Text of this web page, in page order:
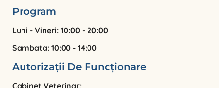
Program
Luni - Vineri: 10:00 - 20:00
Sambata: 10:00 - 14:00
Autorizații De Funcționare
Cabinet Veterinar: